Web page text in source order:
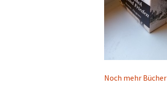
Noch mehr Bücher